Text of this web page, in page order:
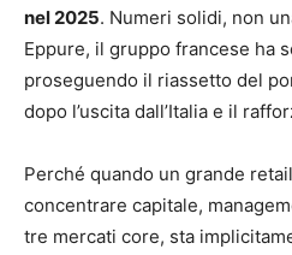
nel 2025. Numeri solidi, non
Eppure, il gruppo francese ha
proseguendo il riassetto del
dopo l’uscita dall’Italia e il
Perché quando un grande
concentrare capitale,
tre mercati core, sta